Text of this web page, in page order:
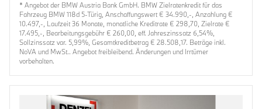
* Angebot der BMW Austria Bank GmbH. BMW Zielratenkredit für das
Fahrzeug BMW 118d 5-Türig, Anschaffungswert € 34.990,-, Anzahlung €
10.497,-, Laufzeit 36 Monate, monatliche Kreditrate € 298,70, Zielrate €
17.495,-, Bearbeitungsgebühr € 260,00, eff. Jahreszinssatz 6,54%,
Sollzinssatz var. 5,99%, Gesamtkreditbetrag € 28.508,17. Beträge inkl.
NoVA und MwSt.. Angebot freibleibend. Änderungen und Irrtümer
vorbehalten.